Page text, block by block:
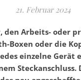
21. Februar 2024
den Arbeits- oder
Boxen oder die
einzelne Gerät